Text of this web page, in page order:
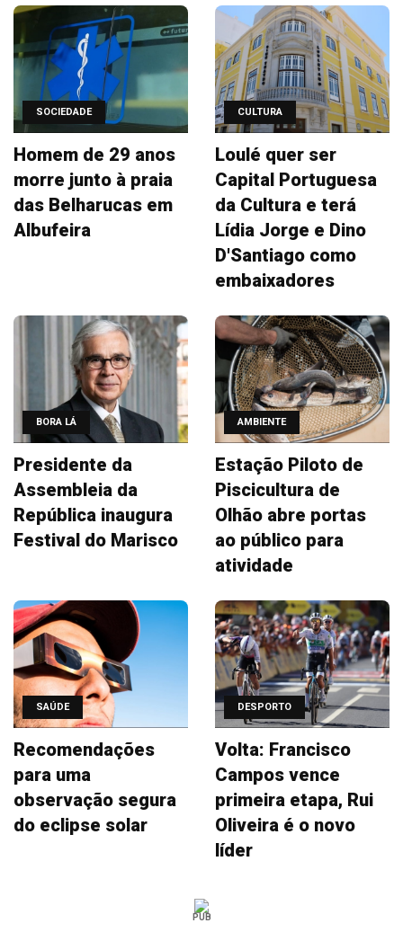
SOCIEDADE
Homem de 29 anos
morre junto à praia
das Belharucas em
Albufeira
CULTURA
Loulé quer ser
Capital Portuguesa
da Cultura e terá
Lídia Jorge e Dino
D'Santiago como
embaixadores
BORA LÁ
Presidente da
Assembleia da
República inaugura
Festival do Marisco
AMBIENTE
Estação Piloto de
Piscicultura de
Olhão abre portas
ao público para
atividade
SAÚDE
Recomendações
para uma
observação segura
do eclipse solar
DESPORTO
Volta: Francisco
Campos vence
primeira etapa, Rui
Oliveira é o novo
líder
PUB